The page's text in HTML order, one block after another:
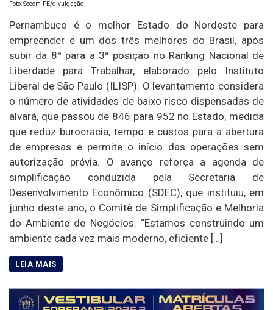
Foto: Secom-PE/divulgação
Pernambuco é o melhor Estado do Nordeste para
empreender e um dos três melhores do Brasil, após
subir da 8ª para a 3ª posição no Ranking Nacional de
Liberdade para Trabalhar, elaborado pelo Instituto
Liberal de São Paulo (ILISP). O levantamento considera
o número de atividades de baixo risco dispensadas de
alvará, que passou de 846 para 952 no Estado, medida
que reduz burocracia, tempo e custos para a abertura
de empresas e permite o início das operações sem
autorização prévia. O avanço reforça a agenda de
simplificação conduzida pela Secretaria de
Desenvolvimento Econômico (SDEC), que instituiu, em
junho deste ano, o Comitê de Simplificação e Melhoria
do Ambiente de Negócios. “Estamos construindo um
ambiente cada vez mais moderno, eficiente […]